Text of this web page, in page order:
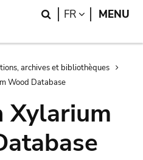
Search
FR LANGUAGE
MENU
archives et bibliothèques
Wood Database
Xylarium